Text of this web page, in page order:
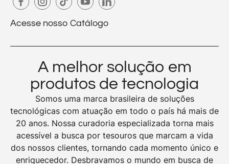
Acesse nosso Catálogo
A melhor solução em
produtos de tecnologia
Somos uma marca brasileira de soluções
tecnológicas com atuação em todo o país há mais de
20 anos. Nossa curadoria especializada torna mais
acessível a busca por tesouros que marcam a vida
dos nossos clientes, tornando cada momento único e
enriquecedor. Desbravamos o mundo em busca de